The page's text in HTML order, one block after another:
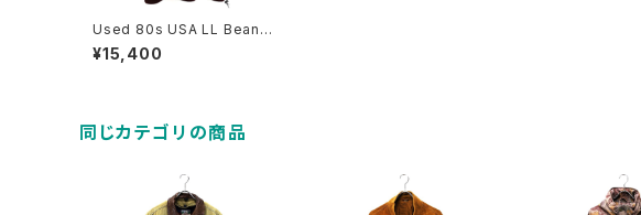
Used 80s USA LL Bean B
ordeaux POLARTEC WIN
D BLOC Fleece Anorak P
¥15,400
同じカテゴリの商品